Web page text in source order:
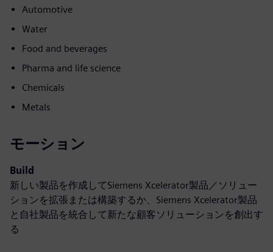
Automotive
Water
Food and beverages
Pharma and life science
Chemicals
Metals
モーション
Build
新しい製品を作成してSiemens Xcelerator製品／ソリュー
ションを拡張または構築するか、Siemens Xcelerator製品
と自社製品を統合して新たな顧客ソリューションを創出す
る